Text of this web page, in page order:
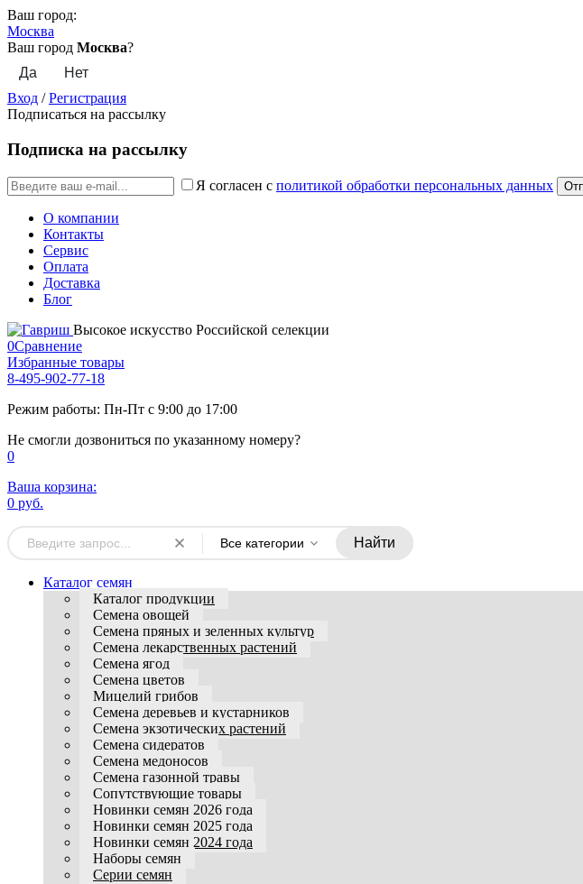
Ваш город:
Москва
Ваш город Москва?
Вход /Регистрация
Подписаться на рассылку
Подписка на рассылку
Я согласен с политикой обработки персональных данных
О компании
Контакты
Сервис
Оплата
Доставка
Блог
Высокое искусство Российской селекции
0Сравнение
Избранные товары
8-495-902-77-18
Режим работы: Пн-Пт с 9:00 до 17:00
Не смогли дозвониться по указанному номеру?
0
Ваша корзина:
0 руб.
Все категории Найти
Каталог семян
Каталог продукции
Семена овощей
Семена пряных и зеленных культур
Семена лекарственных растений
Семена ягод
Семена цветов
Мицелий грибов
Семена деревьев и кустарников
Семена экзотических растений
Семена сидератов
Семена медоносов
Семена газонной травы
Сопутствующие товары
Новинки семян 2026 года
Новинки семян 2025 года
Новинки семян 2024 года
Наборы семян
Серии семян